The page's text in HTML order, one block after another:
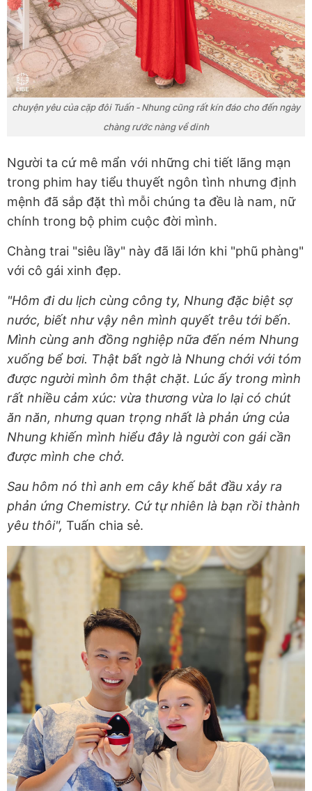
chuyện yêu của cặp đôi Tuấn - Nhung cũng rất kín đáo cho đến ngày
chàng rước nàng về dinh
Người ta cứ mê mẩn với những chi tiết lãng mạn
trong phim hay tiểu thuyết ngôn tình nhưng định
mệnh đã sắp đặt thì mỗi chúng ta đều là nam, nữ
chính trong bộ phim cuộc đời mình.
Chàng trai "siêu lầy" này đã lãi lớn khi "phũ phàng"
với cô gái xinh đẹp.
"Hôm đi du lịch cùng công ty, Nhung đặc biệt sợ
nước, biết như vậy nên mình quyết trêu tới bến.
Mình cùng anh đồng nghiệp nữa đến ném Nhung
xuống bể bơi. Thật bất ngờ là Nhung chới với tóm
được người mình ôm thật chặt. Lúc ấy trong mình
rất nhiều cảm xúc: vừa thương vừa lo lại có chút
ăn năn, nhưng quan trọng nhất là phản ứng của
Nhung khiến mình hiểu đây là người con gái cần
được mình che chở.
Sau hôm nó thì anh em cây khế bắt đầu xảy ra
phản ứng Chemistry. Cứ tự nhiên là bạn rồi thành
yêu thôi", Tuấn chia sẻ.